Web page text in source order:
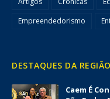
Empreendedorismo
DESTAQUES DA REGIÃO
Caem É